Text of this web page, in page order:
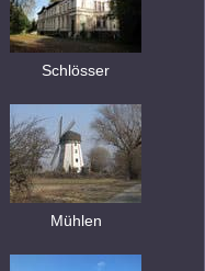
Schlösser
Mühlen